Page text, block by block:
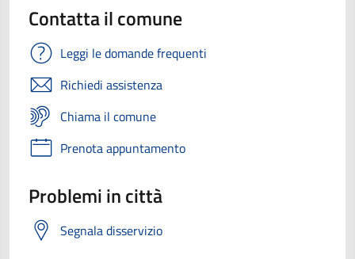
Contatta il comune
Leggi le domande frequenti
Richiedi assistenza
Chiama il comune
Prenota appuntamento
Problemi in città
Segnala disservizio